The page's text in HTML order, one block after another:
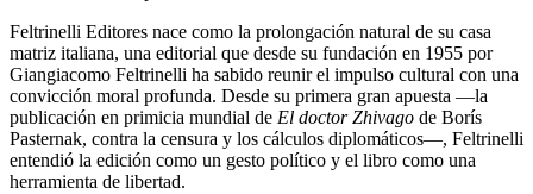
Feltrinelli Editores nace como la prolongación natural de su casa
matriz italiana, una editorial que desde su fundación en 1955 por
Giangiacomo Feltrinelli ha sabido reunir el impulso cultural con una
convicción moral profunda. Desde su primera gran apuesta —la
publicación en primicia mundial de El doctor Zhivago de Borís
Pasternak, contra la censura y los cálculos diplomáticos—, Feltrinelli
entendió la edición como un gesto político y el libro como una
herramienta de libertad.